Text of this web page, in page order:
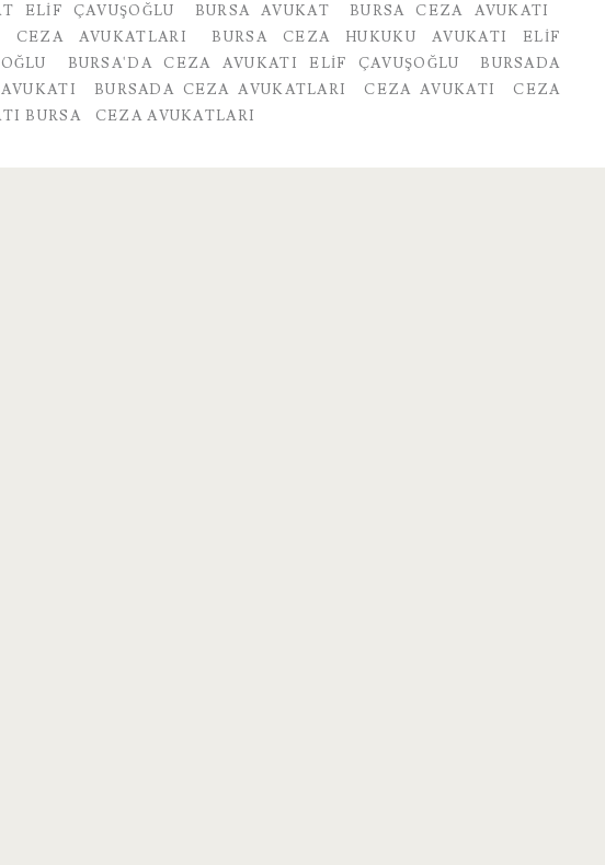
ELIF ÇAVUŞOĞLU BURSA AVUKAT
BURSA CEZA AVUKATI
CEZA AVUKATLARI
BURSA CEZA HUKUKU AVUKATI ELIF
BURSA'DA CEZA AVUKATI ELIF ÇAVUŞOĞLU
BURSADA
BURSADA CEZA AVUKATLARI CEZA AVUKATI
CEZA
BURSA
CEZA AVUKATLARI